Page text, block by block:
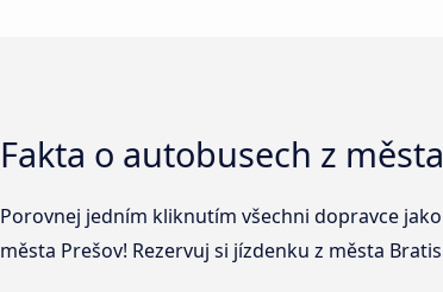
Fakta o autobusech z
Porovnej jedním kliknutím všechni dopravce
města Prešov! Rezervuj si jízdenku z města